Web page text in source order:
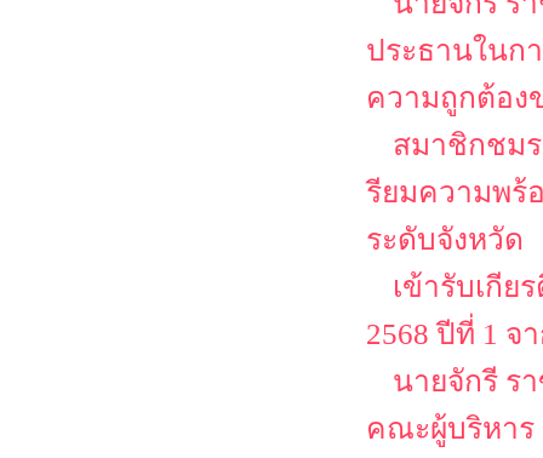
ประธานในก
ความถูกต้อง
สมาชิกชมร
รียมความพร้
ระดับจังหวัด
เข้ารับเกี
2568 ปีที่ 1 จ
นายจักรี ร
คณะผู้บริหาร